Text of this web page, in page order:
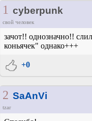
1 cyberpunk
свой человек
зачот!! однозначно!!
коньячек" однако+++
+0
2 SaAnVi
tzar